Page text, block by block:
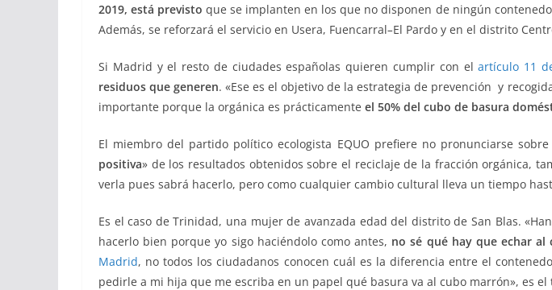
2019, está previsto que se implanten en los que no disponen de ningún
Además, se reforzará el servicio en Usera, Fuencarral–El Pardo y en el distrito
Si Madrid y el resto de ciudades españolas quieren cumplir con elartículo 11
residuos que generen. «Ese es el objetivo de la estrategia de prevención y
importante porque la orgánica es prácticamente el 50% del cubo de basura
El miembro del partido político ecologista EQUO prefiere no pronunciarse
positiva» de los resultados obtenidos sobre el reciclaje de la fracción orgánica,
verla pues sabrá hacerlo, pero como cualquier cambio cultural lleva un tiempo
Es el caso de Trinidad, una mujer de avanzada edad del distrito de San Blas.
hacerlo bien porque yo sigo haciéndolo como antes, no sé qué hay que echar
Madrid, no todos los ciudadanos conocen cuál es la diferencia entre el
pedirle a mi hija que me escriba en un papel qué basura va al cubo marrón», es el